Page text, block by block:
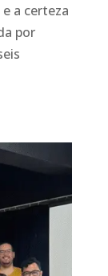
a certeza
por